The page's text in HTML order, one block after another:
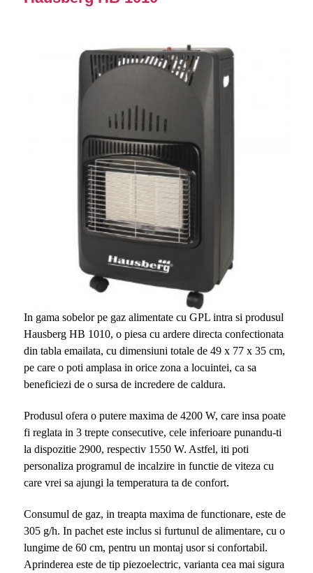
In gama sobelor pe gaz alimentate cu GPL intra si produsul
Hausberg HB 1010, o piesa cu ardere directa confectionata
din tabla emailata, cu dimensiuni totale de 49 x 77 x 35 cm,
pe care o poti amplasa in orice zona a locuintei, ca sa
beneficiezi de o sursa de incredere de caldura.
Produsul ofera o putere maxima de 4200 W, care insa poate
fi reglata in 3 trepte consecutive, cele inferioare punandu-ti
la dispozitie 2900, respectiv 1550 W. Astfel, iti poti
personaliza programul de incalzire in functie de viteza cu
care vrei sa ajungi la temperatura ta de confort.
Consumul de gaz, in treapta maxima de functionare, este de
305 g/h. In pachet este inclus si furtunul de alimentare, cu o
lungime de 60 cm, pentru un montaj usor si confortabil.
Aprinderea este de tip piezoelectric, varianta cea mai sigura